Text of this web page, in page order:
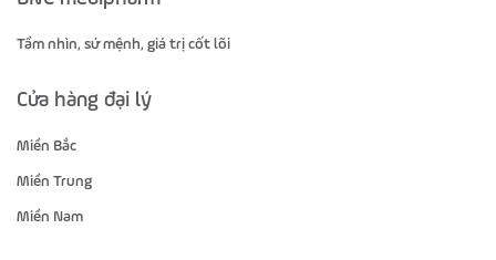
Tầm nhìn, sứ mệnh, giá trị cốt lõi
Cửa hàng đại lý
Miền Bắc
Miền Trung
Miền Nam